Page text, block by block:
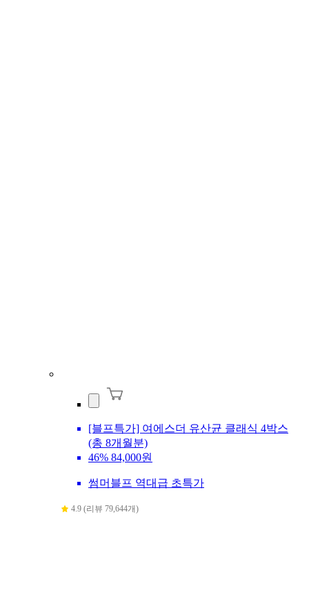
[블프특가] 여에스더 유산균 클래식 4박스
(총 8개월분)
46% 84,000원
썸머블프 역대급 초특가
4.9 (리뷰 79,644개)